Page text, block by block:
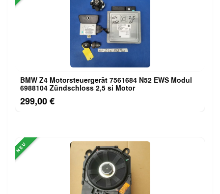
BMW Z4 Motorsteuergerät 7561684 N52 EWS Modul
6988104 Zündschloss 2,5 si Motor
299,00 €
NEU